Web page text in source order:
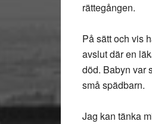
rättegången.
På sätt och vis
avslut där en
död. Babyn var
små spädbarn.
Jag kan tänka